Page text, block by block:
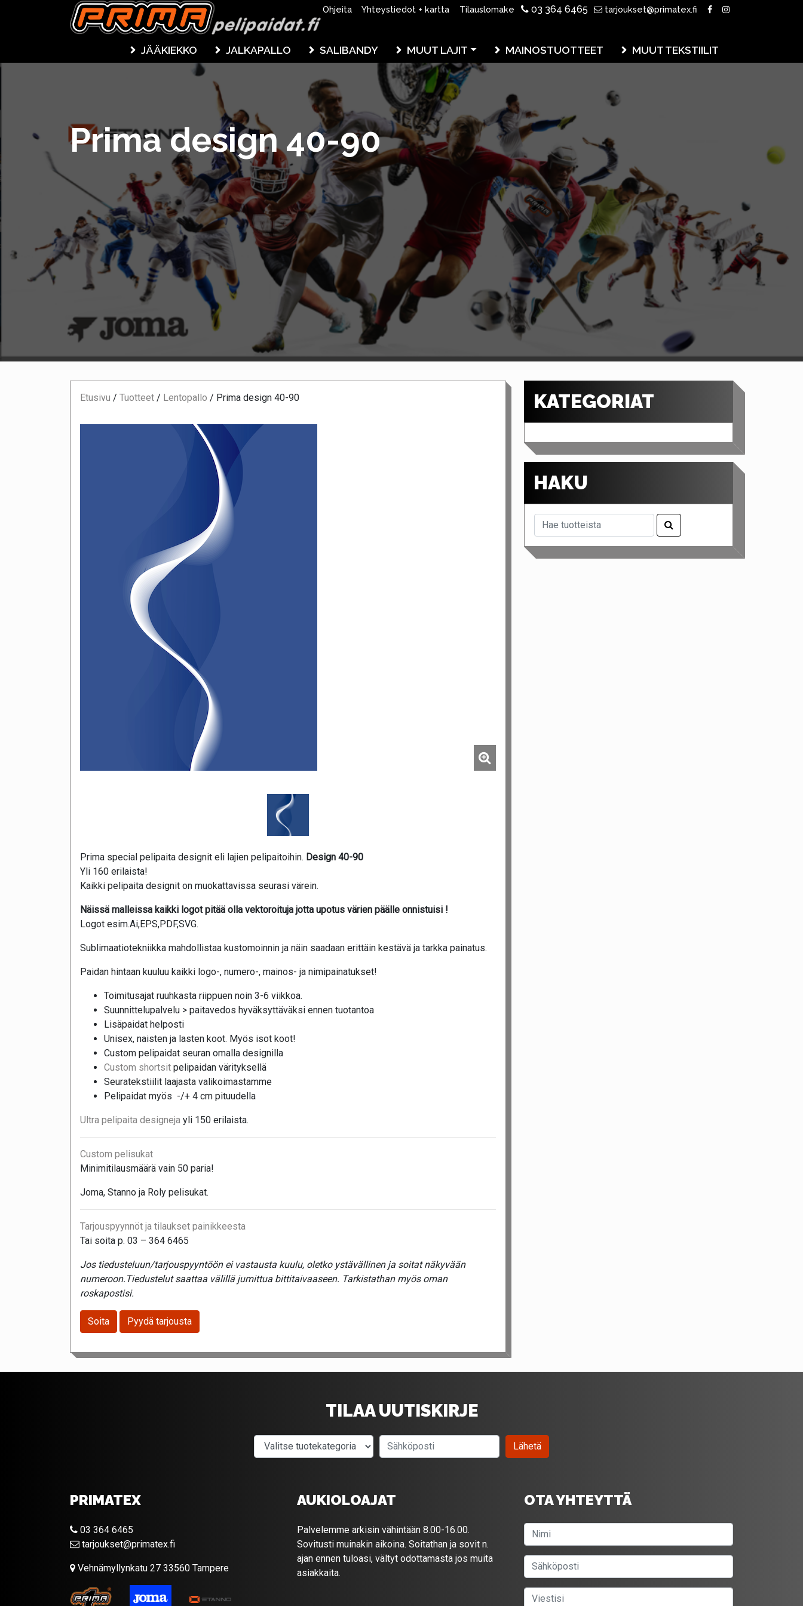
Ohjeita Yhteystiedot + kartta Tilauslomake 03 364 6465 tarjoukset@primatex.fi
JÄÄKIEKKO JALKAPALLO SALIBANDY MUUT LAJIT MAINOSTUOTTEET MUUT TEKSTIILIT
Prima design 40-90
Etusivu / Tuotteet / Lentopallo / Prima design 40-90
Prima special pelipaita designit eli lajien pelipaitoihin. Design 40-90
Yli 160 erilaista!
Kaikki pelipaita designit on muokattavissa seurasi värein.
Näissä malleissa kaikki logot pitää olla vektoroituja jotta upotus värien päälle onnistuisi !
Logot esim.Ai,EPS,PDF,SVG.
Sublimaatiotekniikka mahdollistaa kustomoinnin ja näin saadaan erittäin kestävä ja tarkka painatus.
Paidan hintaan kuuluu kaikki logo-, numero-, mainos- ja nimipainatukset!
Toimitusajat ruuhkasta riippuen noin 3-6 viikkoa.
Suunnittelupalvelu > paitavedos hyväksyttäväksi ennen tuotantoa
Lisäpaidat helposti
Unisex, naisten ja lasten koot. Myös isot koot!
Custom pelipaidat seuran omalla designilla
Custom shortsit pelipaidan värityksellä
Seuratekstiilit laajasta valikoimastamme
Pelipaidat myös -/+ 4 cm pituudella
Ultra pelipaita designeja yli 150 erilaista.
Custom pelisukat
Minimitilausmäärä vain 50 paria!
Joma, Stanno ja Roly pelisukat.
Tarjouspyynnöt ja tilaukset painikkeesta
Tai soita p. 03 – 364 6465
Jos tiedusteluun/tarjouspyyntöön ei vastausta kuulu, oletko ystävällinen ja soitat näkyvään
numeroon.Tiedustelut saattaa välillä jumittua bittitaivaaseen. Tarkistathan myös oman
roskapostisi.
Soita Pyydä tarjousta
KATEGORIAT
HAKU
TILAA UUTISKIRJE
Valitse tuotekategoria Lähetä
PRIMATEX
03 364 6465
tarjoukset@primatex.fi
Vehnämyllynkatu 27 33560 Tampere
AUKIOLOAJAT
Palvelemme arkisin vähintään 8.00-16.00.
Sovitusti muinakin aikoina. Soitathan ja sovit n.
ajan ennen tuloasi, vältyt odottamasta jos muita
asiakkaita.
OTA YHTEYTTÄ